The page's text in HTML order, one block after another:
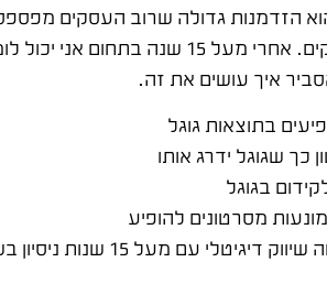
הזדמנות גדולה שרוב העסקים
ויזואלית שמושכת קליקים.
איך עושים את זה.
בתוצאות גוגל
כך שגוגל ידרג אותו
בגוגל
מסרטונים להופיע
דיגיטלי עם מעל 15 שנות ניסיון בשטח. ייסדתי